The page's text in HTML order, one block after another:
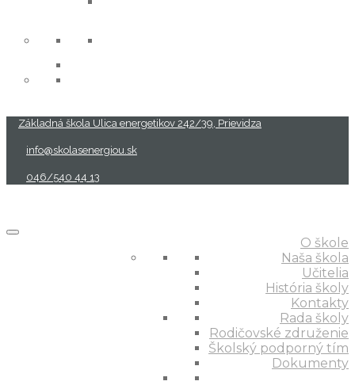
Základná škola Ulica energetikov 242/39, Prievidza
info@skolasenergiou.sk
046/540 44 13
O škole
Naša škola
Učitelia
História školy
Kontakty
Rada školy
Rodičovské združenie
Školský podporný tím
Dokumenty